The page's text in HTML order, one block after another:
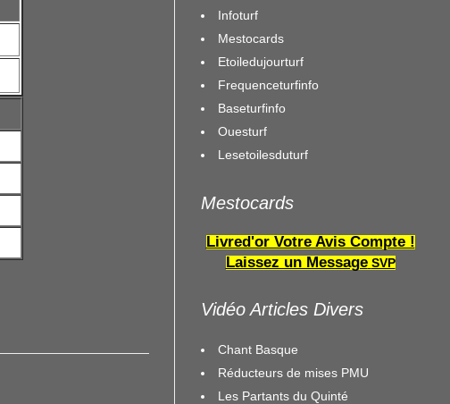
Infoturf
Mestocards
Etoiledujourturf
Frequenceturfinfo
Baseturfinfo
Ouesturf
Lesetoilesduturf
Mestocards
Livred'or Votre Avis Compte !
Laissez un Message SVP
Vidéo Articles Divers
Chant Basque
Réducteurs de mises PMU
Les Partants du Quinté